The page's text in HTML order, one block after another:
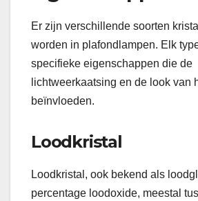
Er zijn verschillende soorten
worden in plafondlampen. Elk
specifieke eigenschappen die de
lichtweerkaatsing en de look van
beïnvloeden.
Loodkristal
Loodkristal, ook bekend als
percentage loodoxide, meestal